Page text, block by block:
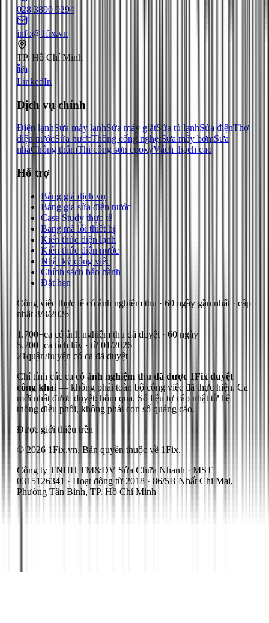
028 3890 9294
info@1fix.vn
TP. Hồ Chí Minh
LinkedIn
Dịch vụ chính
Điện lạnhSửa máy lạnhSửa máy giặtSửa tủ lạnhSửa điệnThợ
điện nướcSửa nướcThông cống nghẹtSửa máy bơmSửa
nhàChống thấmThi công sơn epoxyVách thạch cao
Hỗ trợ
Bảng giá dịch vụ
Bảng giá sửa điện nước
Case Study thực tế
Bảng mã lỗi thiết bị
Kiến thức điện lạnh
Kiến thức điện nước
Nhật ký công việc
Chính sách bảo hành
Đặt hẹn
Công việc thực tế có ảnh nghiệm thu · 60 ngày gần nhất · cập
nhật 8/8/2026
1.700+ca có ảnh nghiệm thu đã duyệt · 60 ngày
5.200+ca tích lũy · từ 01/2026
21quận/huyện có ca đã duyệt
Chỉ tính các ca có ảnh nghiệm thu đã được 1Fix duyệt
công khai — không phải toàn bộ công việc đã thực hiện. Ca
mới nhất được duyệt: hôm qua. Số liệu tự cập nhật từ hệ
thống điều phối, không phải con số quảng cáo.
Được giới thiệu trên
© 2026 1Fix.vn. Bản quyền thuộc về 1Fix.
Công ty TNHH TM&DV Sửa Chữa Nhanh · MST
0315126341 · Hoạt động từ 2018 · 86/5B Nhất Chi Mai,
Phường Tân Bình, TP. Hồ Chí Minh